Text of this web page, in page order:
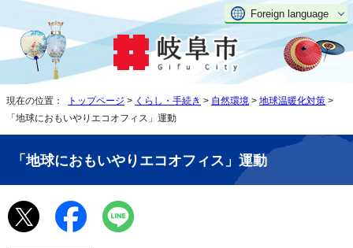
Foreign language
現在の位置： トップページ > くらし・手続き > 自然環境 > 地球温暖化対策 >
「地球におもいやりエコオフィス」運動
「地球におもいやりエコオフィス」運動